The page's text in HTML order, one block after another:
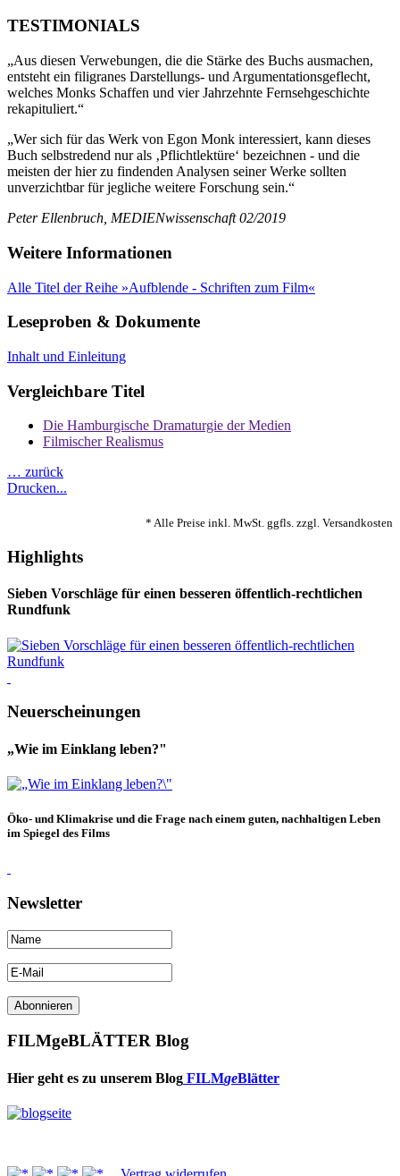
TESTIMONIALS
„Aus diesen Verwebungen, die die Stärke des Buchs ausmachen,
entsteht ein filigranes Darstellungs- und Argumentationsgeflecht,
welches Monks Schaffen und vier Jahrzehnte Fernsehgeschichte
rekapituliert.“
„Wer sich für das Werk von Egon Monk interessiert, kann dieses
Buch selbstredend nur als ‚Pflichtlektüre‘ bezeichnen - und die
meisten der hier zu findenden Analysen seiner Werke sollten
unverzichtbar für jegliche weitere Forschung sein.“
Peter Ellenbruch, MEDIENwissenschaft 02/2019
Weitere Informationen
Alle Titel der Reihe »Aufblende - Schriften zum Film«
Leseproben & Dokumente
Inhalt und Einleitung
Vergleichbare Titel
Die Hamburgische Dramaturgie der Medien
Filmischer Realismus
… zurück
Drucken...
* Alle Preise inkl. MwSt. ggfls. zzgl. Versandkosten
Highlights
Sieben Vorschläge für einen besseren öffentlich-rechtlichen
Rundfunk
Neuerscheinungen
„Wie im Einklang leben?"
Öko- und Klimakrise und die Frage nach einem guten, nachhaltigen Leben
im Spiegel des Films
Newsletter
FILMgeBLÄTTER Blog
Hier geht es zu unserem Blog FILMgeBlätter